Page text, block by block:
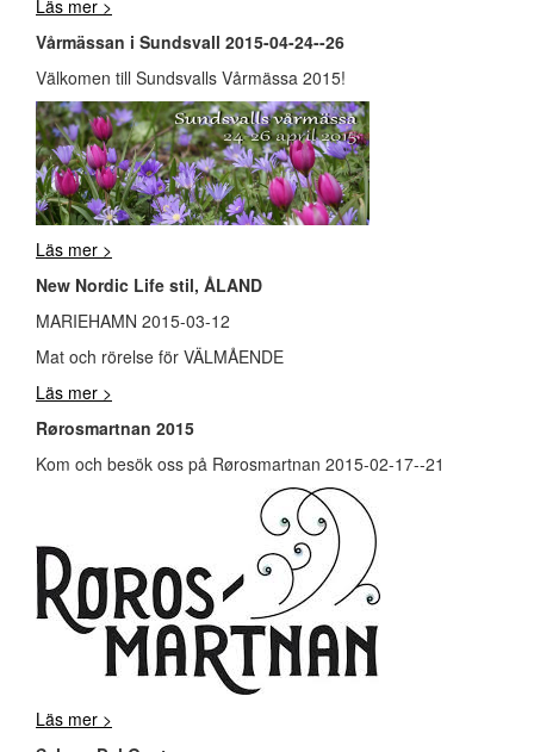
Läs mer >
Vårmässan i Sundsvall 2015-04-24--26
Välkomen till Sundsvalls Vårmässa 2015!
Läs mer >
New Nordic Life stil, ÅLAND
MARIEHAMN 2015-03-12
Mat och rörelse för VÄLMÅENDE
Läs mer >
Rørosmartnan 2015
Kom och besök oss på Rørosmartnan 2015-02-17--21
Läs mer >